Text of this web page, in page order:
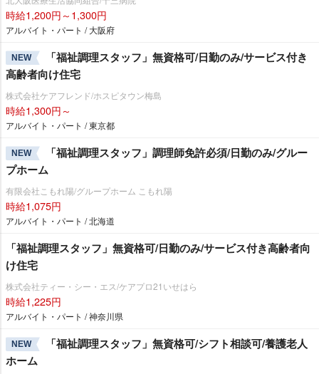
時給1,200円～1,300円
アルバイト・パート / 大阪府
NEW
「福祉調理スタッフ」無資格可/日勤のみ/サービス付き
高齢者向け住宅
株式会社ケアフレンド/ホスピタウン梅島
時給1,300円～
アルバイト・パート / 東京都
NEW
「福祉調理スタッフ」調理師免許必須/日勤のみ/グルー
プホーム
有限会社こもれ陽/グループホーム こもれ陽
時給1,075円
アルバイト・パート / 北海道
「福祉調理スタッフ」無資格可/日勤のみ/サービス付き高齢者向
け住宅
株式会社ティー・シー・エス/ケアプロ21いせはら
時給1,225円
アルバイト・パート / 神奈川県
NEW
「福祉調理スタッフ」無資格可/シフト相談可/養護老人
ホーム